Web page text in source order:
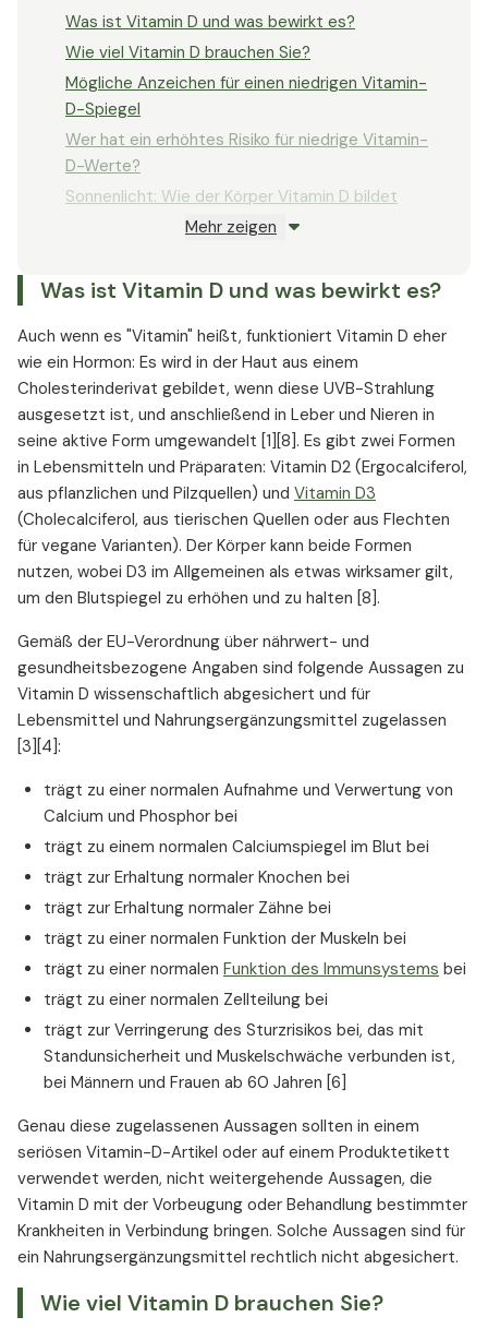
Was ist Vitamin D und was bewirkt es?
Wie viel Vitamin D brauchen Sie?
Mögliche Anzeichen für einen niedrigen Vitamin-
D-Spiegel
Wer hat ein erhöhtes Risiko für niedrige Vitamin-
D-Werte?
Sonnenlicht: Wie der Körper Vitamin D bildet
Lebensmittelquellen für Vitamin D
achten ist
Quellen
Mehr zeigen
Was ist Vitamin D und was bewirkt es?
Auch wenn es "Vitamin" heißt, funktioniert Vitamin D eher
wie ein Hormon: Es wird in der Haut aus einem
Cholesterinderivat gebildet, wenn diese UVB-Strahlung
ausgesetzt ist, und anschließend in Leber und Nieren in
seine aktive Form umgewandelt [1][8]. Es gibt zwei Formen
in Lebensmitteln und Präparaten: Vitamin D2 (Ergocalciferol,
aus pflanzlichen und Pilzquellen) und Vitamin D3
(Cholecalciferol, aus tierischen Quellen oder aus Flechten
für vegane Varianten). Der Körper kann beide Formen
nutzen, wobei D3 im Allgemeinen als etwas wirksamer gilt,
um den Blutspiegel zu erhöhen und zu halten [8].
Gemäß der EU-Verordnung über nährwert- und
gesundheitsbezogene Angaben sind folgende Aussagen zu
Vitamin D wissenschaftlich abgesichert und für
Lebensmittel und Nahrungsergänzungsmittel zugelassen
[3][4]:
trägt zu einer normalen Aufnahme und Verwertung von
Calcium und Phosphor bei
trägt zu einem normalen Calciumspiegel im Blut bei
trägt zur Erhaltung normaler Knochen bei
trägt zur Erhaltung normaler Zähne bei
trägt zu einer normalen Funktion der Muskeln bei
trägt zu einer normalen Funktion des Immunsystems bei
trägt zu einer normalen Zellteilung bei
trägt zur Verringerung des Sturzrisikos bei, das mit
Standunsicherheit und Muskelschwäche verbunden ist,
bei Männern und Frauen ab 60 Jahren [6]
Genau diese zugelassenen Aussagen sollten in einem
seriösen Vitamin-D-Artikel oder auf einem Produktetikett
verwendet werden, nicht weitergehende Aussagen, die
Vitamin D mit der Vorbeugung oder Behandlung bestimmter
Krankheiten in Verbindung bringen. Solche Aussagen sind für
ein Nahrungsergänzungsmittel rechtlich nicht abgesichert.
Wie viel Vitamin D brauchen Sie?